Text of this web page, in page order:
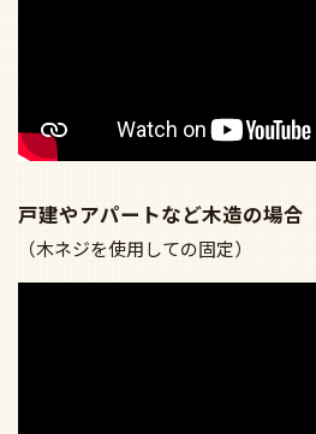
戸建やアパートなど木造の場合
（木ネジを使用しての固定）